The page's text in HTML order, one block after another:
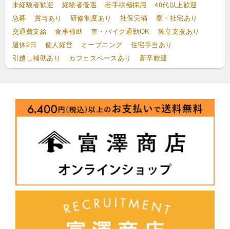
未経験者歓迎 経験者優遇 若手積極採用
40代以上歓迎
急募
賞与あり 研修制度あり 社保完備
寮・社宅あり
交通費支給
食事補助 車・バイク通勤OK
独立支援あり
週休2日
個人経営 オープニング
住宅手当あり
引越し補助あり
カフェスペースあり 新卒歓迎